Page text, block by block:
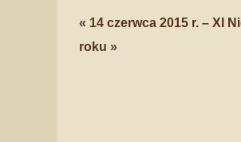
« 14 czerwca 2015 r. – XI
roku »